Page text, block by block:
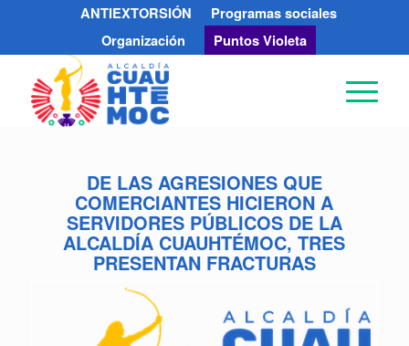
ANTIEXTORSIÓN
Programas sociales
Organización
Puntos Violeta
DE LAS AGRESIONES QUE
COMERCIANTES HICIERON A
SERVIDORES PÚBLICOS DE LA
ALCALDÍA CUAUHTÉMOC, TRES
PRESENTAN FRACTURAS